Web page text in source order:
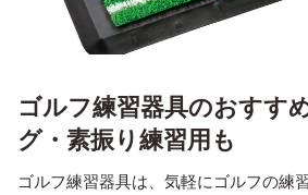
ゴルフ練習器具のおすす
グ・素振り練習用も
ゴルフ練習器具は、気軽にゴルフの練